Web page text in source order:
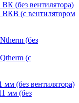
(без вентилятора)
(с вентилятором
(без
(с
мм (без вентилятора)
мм (без